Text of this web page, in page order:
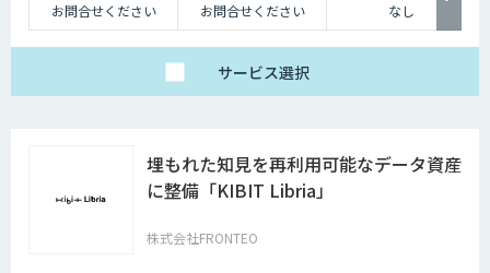
お問合せください
お問合せください なし
サービス選択
埋もれた知見を再利用可能なデータ資産
に整備「KIBIT Libria」
株式会社FRONTEO